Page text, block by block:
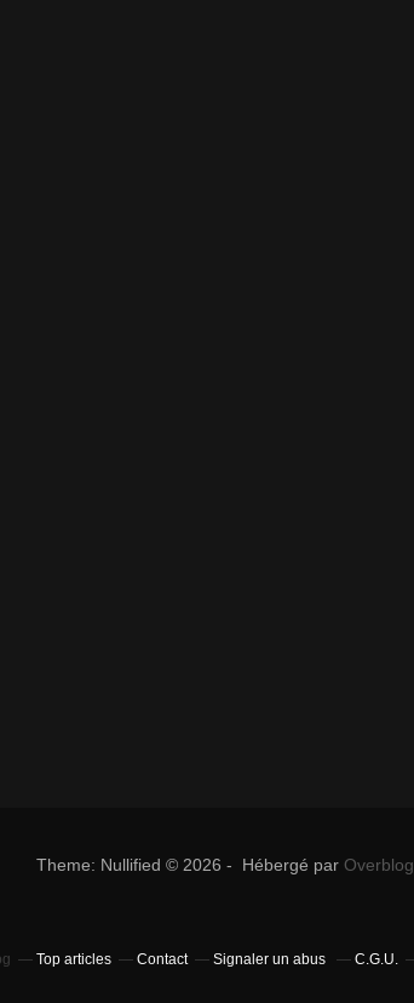
Theme: Nullified © 2026 - Hébergé par Overblog
Top articles Contact Signaler un abus C.G.U.